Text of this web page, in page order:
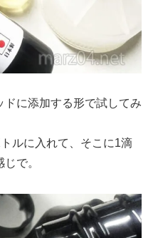
ドに添加する形で試してみ
ルに入れて、そこに1滴
で。